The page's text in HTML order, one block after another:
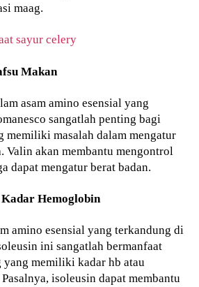
maag.
sayur celery
Makan
asam amino esensial yang
sangatlah penting bagi
memiliki masalah dalam mengatur
Valin akan membantu mengontrol
dapat mengatur berat badan.
Hemoglobin
amino esensial yang terkandung di
ini sangatlah bermanfaat
yang memiliki kadar hb atau
isoleusin dapat membantu